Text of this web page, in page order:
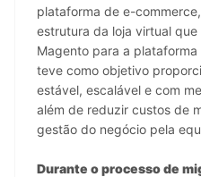
plataforma de e-
estrutura da loja virtual
Magento para a
teve como objetivo
estável, escalável e com
além de reduzir custos de
gestão do negócio pela
Durante o processo de